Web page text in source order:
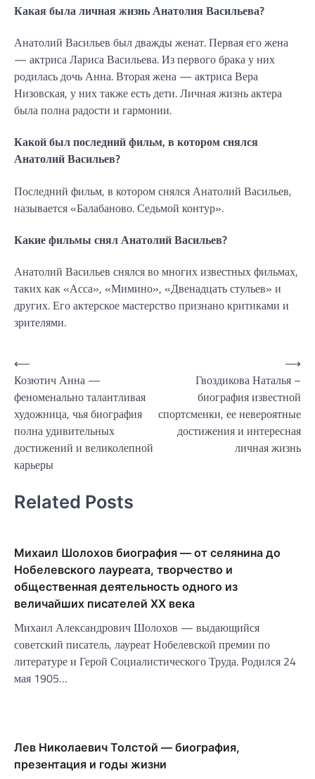
Какая была личная жизнь Анатолия Васильева?
Анатолий Васильев был дважды женат. Первая его жена
— актриса Лариса Васильева. Из первого брака у них
родилась дочь Анна. Вторая жена — актриса Вера
Низовская, у них также есть дети. Личная жизнь актера
была полна радости и гармонии.
Какой был последний фильм, в котором снялся
Анатолий Васильев?
Последний фильм, в котором снялся Анатолий Васильев,
называется «Балабаново. Седьмой контур».
Какие фильмы снял Анатолий Васильев?
Анатолий Васильев снялся во многих известных фильмах,
таких как «Асса», «Мимино», «Двенадцать стульев» и
других. Его актерское мастерство признано критиками и
зрителями.
Навигация
по
записям
⟵
Козютич Анна —
феноменально талантливая
художница, чья биография
полна удивительных
достижений и великолепной
карьеры
Гвоздикова Наталья –
биография известной
спортсменки, ее невероятные
достижения и интересная
личная жизнь
⟶
Related Posts
Михаил Шолохов биография — от селянина до
Нобелевского лауреата, творчество и
общественная деятельность одного из
величайших писателей XX века
Михаил Александрович Шолохов — выдающийся
советский писатель, лауреат Нобелевской премии по
литературе и Герой Социалистического Труда. Родился 24
мая 1905…
Лев Николаевич Толстой — биография,
презентация и годы жизни